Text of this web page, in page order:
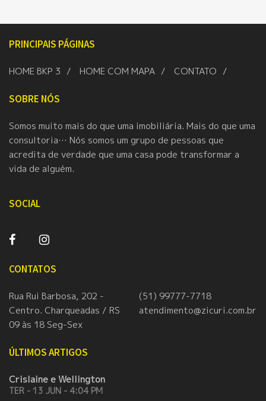
PRINCIPAIS PÁGINAS
HOME BKP 3 HOME COM MAPA CONTATO
SOBRE NÓS
Somos muito mais do que uma imobiliária. Mais do que uma
consultoria… Nós somos um grupo de pessoas que
acredita de verdade que uma casa pode transformar a
vida de alguém.
SOCIAL
CONTATOS
Rua Rui Barbosa, 202 -
Centro. Charqueadas / RS
09 às 18 Seg-Sex
(51) 99777-7718
atendimento@zicuri.com.br
ÚLTIMOS ARTIGOS
Crislaine e Wellington
TER - 13 JUN - 4:04 PM